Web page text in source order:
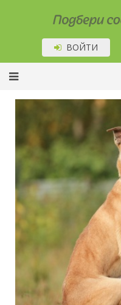
Подбери собаку!
ВОЙТИ